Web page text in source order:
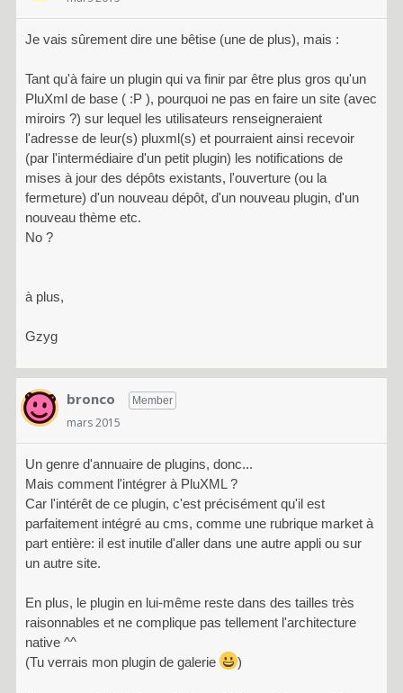
Je vais sûrement dire une bêtise (une de plus), mais :
Tant qu'à faire un plugin qui va finir par être plus gros qu'un
PluXml de base ( :P ), pourquoi ne pas en faire un site (avec
miroirs ?) sur lequel les utilisateurs renseigneraient
l'adresse de leur(s) pluxml(s) et pourraient ainsi recevoir
(par l'intermédiaire d'un petit plugin) les notifications de
mises à jour des dépôts existants, l'ouverture (ou la
fermeture) d'un nouveau dépôt, d'un nouveau plugin, d'un
nouveau thème etc.
No ?
à plus,
Gzyg
bronco Member
mars 2015
Un genre d'annuaire de plugins, donc...
Mais comment l'intégrer à PluXML ?
Car l'intérêt de ce plugin, c'est précisément qu'il est
parfaitement intégré au cms, comme une rubrique market à
part entière: il est inutile d'aller dans une autre appli ou sur
un autre site.
En plus, le plugin en lui-même reste dans des tailles très
raisonnables et ne complique pas tellement l'architecture
native ^^
(Tu verrais mon plugin de galerie
)